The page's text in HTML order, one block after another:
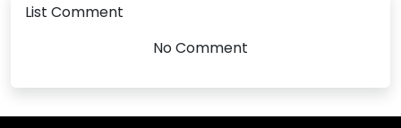
List Comment
No Comment